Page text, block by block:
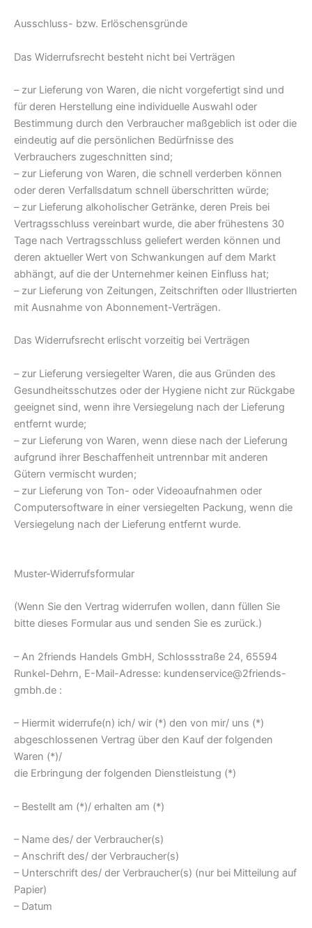
Ausschluss- bzw. Erlöschensgründe
Das Widerrufsrecht besteht nicht bei Verträgen
– zur Lieferung von Waren, die nicht vorgefertigt sind und
für deren Herstellung eine individuelle Auswahl oder
Bestimmung durch den Verbraucher maßgeblich ist oder die
eindeutig auf die persönlichen Bedürfnisse des
Verbrauchers zugeschnitten sind;
– zur Lieferung von Waren, die schnell verderben können
oder deren Verfallsdatum schnell überschritten würde;
– zur Lieferung alkoholischer Getränke, deren Preis bei
Vertragsschluss vereinbart wurde, die aber frühestens 30
Tage nach Vertragsschluss geliefert werden können und
deren aktueller Wert von Schwankungen auf dem Markt
abhängt, auf die der Unternehmer keinen Einfluss hat;
– zur Lieferung von Zeitungen, Zeitschriften oder Illustrierten
mit Ausnahme von Abonnement-Verträgen.
Das Widerrufsrecht erlischt vorzeitig bei Verträgen
– zur Lieferung versiegelter Waren, die aus Gründen des
Gesundheitsschutzes oder der Hygiene nicht zur Rückgabe
geeignet sind, wenn ihre Versiegelung nach der Lieferung
entfernt wurde;
– zur Lieferung von Waren, wenn diese nach der Lieferung
aufgrund ihrer Beschaffenheit untrennbar mit anderen
Gütern vermischt wurden;
– zur Lieferung von Ton- oder Videoaufnahmen oder
Computersoftware in einer versiegelten Packung, wenn die
Versiegelung nach der Lieferung entfernt wurde.
Muster-Widerrufsformular
(Wenn Sie den Vertrag widerrufen wollen, dann füllen Sie
bitte dieses Formular aus und senden Sie es zurück.)
– An 2friends Handels GmbH, Schlossstraße 24, 65594
Runkel-Dehrn, E-Mail-Adresse: kundenservice@2friends-
gmbh.de :
– Hiermit widerrufe(n) ich/ wir (*) den von mir/ uns (*)
abgeschlossenen Vertrag über den Kauf der folgenden
Waren (*)/
die Erbringung der folgenden Dienstleistung (*)
– Bestellt am (*)/ erhalten am (*)
– Name des/ der Verbraucher(s)
– Anschrift des/ der Verbraucher(s)
– Unterschrift des/ der Verbraucher(s) (nur bei Mitteilung auf
Papier)
– Datum